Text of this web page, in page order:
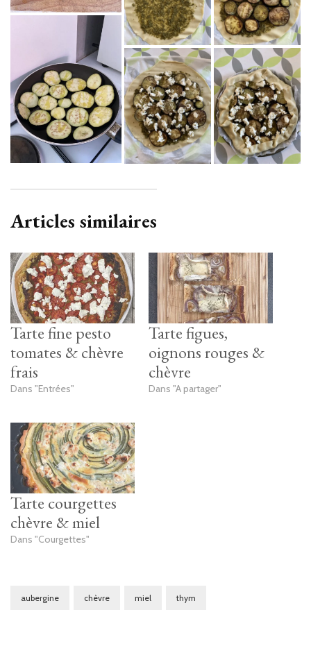
Articles similaires
Tarte fine pesto
tomates & chèvre
frais
Dans "Entrées"
Tarte figues,
oignons rouges &
chèvre
Dans "A partager"
Tarte courgettes
chèvre & miel
Dans "Courgettes"
aubergine chèvre miel thym